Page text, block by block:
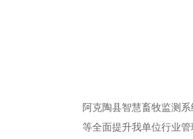
阿克陶县智慧畜牧监测
等全面提升我单位行业